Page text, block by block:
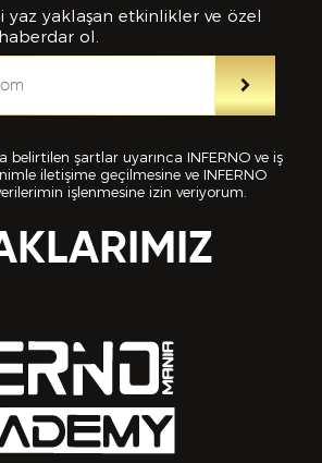
yaz yaklaşan etkinlikler ve özel
ol.
belirtilen şartlar uyarınca INFERNO ve iş
iletişime geçilmesine ve INFERNO
işlenmesine izin veriyorum.
doldurulduğunu, bu
etki yapan herhangi bir eksiklik
ve bu durumun tespiti halinde
feshedilmesi için bir
anlayarak kabul ettiğimi beyan
GÖNDER